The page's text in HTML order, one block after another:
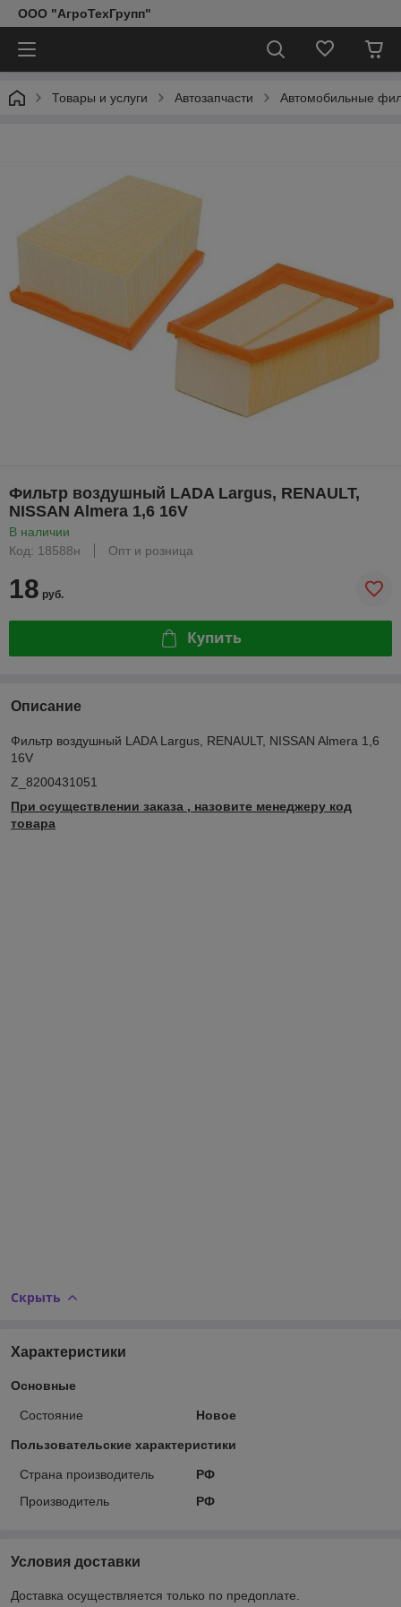
ООО "АгроТехГрупп"
Товары и услуги Автозапчасти Автомобильные
Фильтр воздушный LADA Largus, RENAULT,
NISSAN Almera 1,6 16V
В наличии
Код: 18588н
Опт и розница
18 руб.
Купить
Описание
Фильтр воздушный LADA Largus, RENAULT, NISSAN Almera 1,6
16V
Z_8200431051
При осуществлении заказа , назовите менеджеру код
товара
Скрыть
Характеристики
Основные
Состояние Новое
Пользовательские характеристики
Страна производитель
РФ
Производитель
РФ
Условия доставки
Доставка осуществляется только по предоплате.